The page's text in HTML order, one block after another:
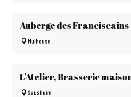
Auberge des Franciscains
Mulhouse
L'Atelier, Brasserie
Sausheim